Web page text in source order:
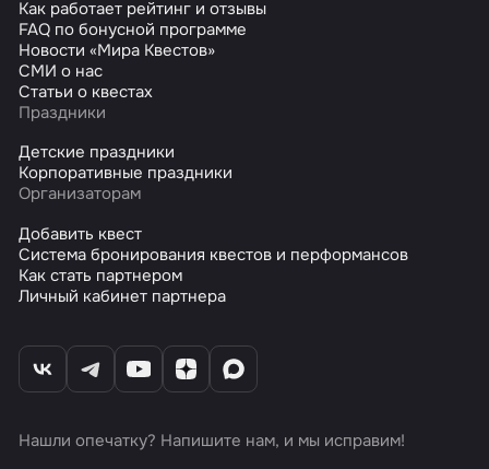
Как работает рейтинг и отзывы
FAQ по бонусной программе
Новости «Мира Квестов»
СМИ о нас
Статьи о квестах
Праздники
Детские праздники
Корпоративные праздники
Организаторам
Добавить квест
Система бронирования квестов и перформансов
Как стать партнером
Личный кабинет партнера
Нашли опечатку? Напишите нам, и мы исправим!